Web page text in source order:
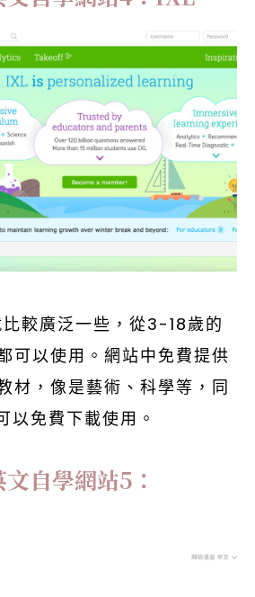
較廣泛一些，從3-18歲的
可以使用。網站中免費提供
材，像是藝術、科學等，同
以免費下載使用。
自學網站5：